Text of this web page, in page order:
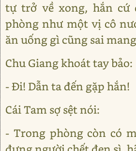
tự trở về xong, hắn cứ
phòng như một vị cô
ăn uống gì cũng sai
Chu Giang khoát tay bảo:
- Đi! Dẫn ta đến gặp hắn!
Cái Tam sợ sệt nói:
- Trong phòng còn có